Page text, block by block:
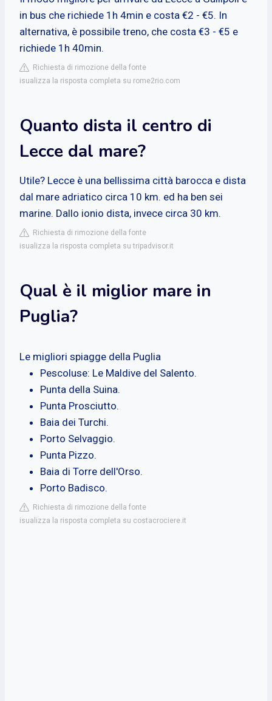
in bus che richiede 1h 4min e costa €2 - €5. In
alternativa, è possibile treno, che costa €3 - €5 e
richiede 1h 40min.
Richiesta di rimozione della fonte
isualizza la risposta completa su rome2rio.com
Quanto dista il centro di
Lecce dal mare?
Utile? Lecce è una bellissima città barocca e dista
dal mare adriatico circa 10 km. ed ha ben sei
marine. Dallo ionio dista, invece circa 30 km.
Richiesta di rimozione della fonte
isualizza la risposta completa su tripadvisor.it
Qual è il miglior mare in
Puglia?
Le migliori spiagge della Puglia
Pescoluse: Le Maldive del Salento.
Punta della Suina.
Punta Prosciutto.
Baia dei Turchi.
Porto Selvaggio.
Punta Pizzo.
Baia di Torre dell'Orso.
Porto Badisco.
Richiesta di rimozione della fonte
isualizza la risposta completa su costacrociere.it